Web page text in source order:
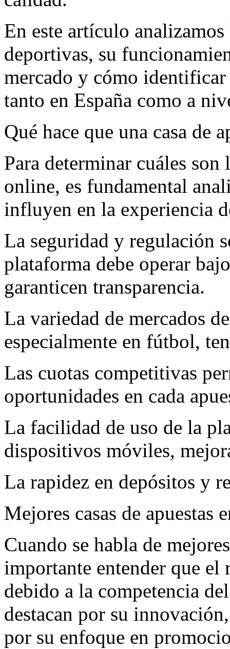
En este artículo analizamos
deportivas, su
mercado y cómo
tanto en España como a
Qué hace que una casa de
Para determinar cuáles son
online, es fundamental
influyen en la experiencia
La seguridad y regulación
plataforma debe operar
garanticen transparencia.
La variedad de mercados
especialmente en fútbol,
Las cuotas competitivas
oportunidades en cada
La facilidad de uso de la
dispositivos móviles,
La rapidez en depósitos y
Mejores casas de apuestas
Cuando se habla de
importante entender que
debido a la competencia
destacan por su
por su enfoque en